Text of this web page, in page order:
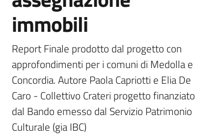
Seguici
su
Territorio
immobili
Report Finale prodotto dal progetto con
approfondimenti per i comuni di Medolla e
Concordia. Autore Paola Capriotti e Elia De
Caro - Collettivo Crateri progetto finanziato
dal Bando emesso dal Servizio Patrimonio
Culturale (gia IBC)